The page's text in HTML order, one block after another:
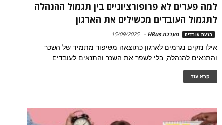
למה פערים לא פרופורציוניים בין תגמול ההנהלה
לתגמול העובדים מכשילים את הארגון
הנעת עובדים מערכת HRus -
15/09/2025
אילו נזקים נגרמים לארגון כתוצאה משיפור מתמיד של השכר
והתנאים להנהלה, בלי לשפר את השכר והתנאים לעובדים
קרא עוד